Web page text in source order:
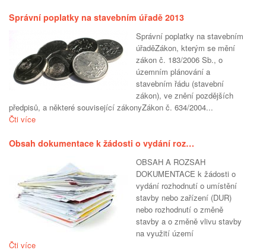
Správní poplatky na stavebním úřadě 2013
Správní poplatky na stavebním
úřaděZákon, kterým se mění
zákon č. 183/2006 Sb., o
územním plánování a
stavebním řádu (stavební
zákon), ve znění pozdějších
předpisů, a některé související zákonyZákon č. 634/2004...
Čti více
Obsah dokumentace k žádosti o vydání roz…
OBSAH A ROZSAH
DOKUMENTACE k žádosti o
vydání rozhodnutí o umístění
stavby nebo zařízení (DUR)
nebo rozhodnutí o změně
stavby a o změně vlivu stavby
na využití území
Čti více